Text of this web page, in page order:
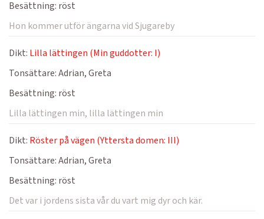
Besättning: röst
Hon kommer utför ängarna vid Sjugareby
Dikt: Lilla lättingen (Min guddotter: I)
Tonsättare:Adrian, Greta
Besättning: röst
Lilla lättingen min, lilla lättingen min
Dikt: Röster på vägen (Yttersta domen: III)
Tonsättare:Adrian, Greta
Besättning: röst
Det var i jordens sista vår du vart mig dyr och kär.